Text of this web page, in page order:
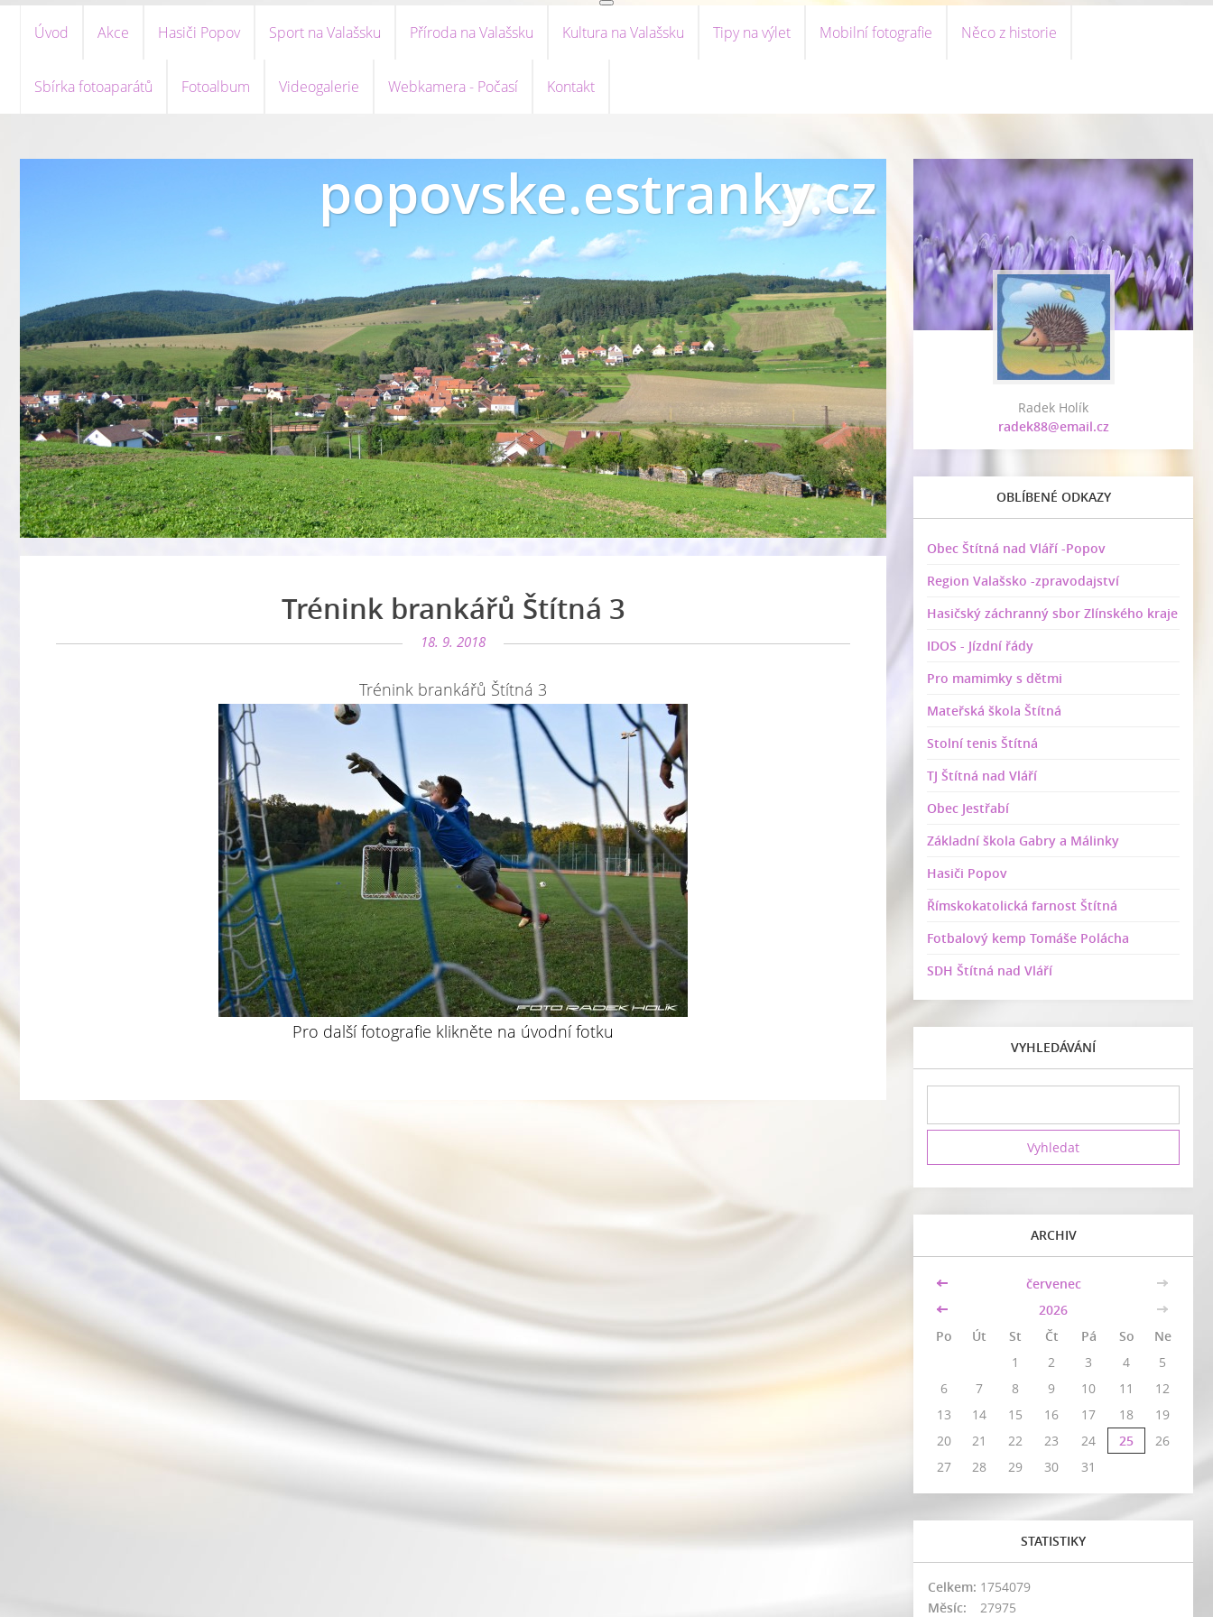
Úvod Akce Hasiči Popov Sport na Valašsku Příroda na Valašsku Kultura na Valašsku Tipy na výlet Mobilní fotografie Něco z historie
Sbírka fotoaparátů Fotoalbum Videogalerie Webkamera - Počasí Kontakt
popovske.estranky.cz
Trénink brankářů Štítná 3
18. 9. 2018
Trénink brankářů Štítná 3
Pro další fotografie klikněte na úvodní fotku
Radek Holík
radek88@email.cz
OBLÍBENÉ ODKAZY
Obec Štítná nad Vláří -Popov
Region Valašsko -zpravodajství
Hasičský záchranný sbor Zlínského kraje
IDOS - Jízdní řády
Pro mamimky s dětmi
Mateřská škola Štítná
Stolní tenis Štítná
TJ Štítná nad Vláří
Obec Jestřabí
Základní škola Gabry a Málinky
Hasiči Popov
Římskokatolická farnost Štítná
Fotbalový kemp Tomáše Polácha
SDH Štítná nad Vláří
VYHLEDÁVÁNÍ
ARCHIV
<< červenec
>>
<<
2026
>>
Po
Út St Čt Pá So
Ne
1
2 3 4
5
6
7 8 9 10 11
12
13
14 15 16 17 18
19
20
21 22 23 24 25
26
27
28 29 30 31
STATISTIKY
Celkem: 1754079
Měsíc:
27975